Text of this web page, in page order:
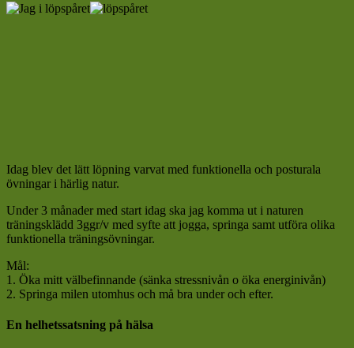
Idag blev det lätt löpning varvat med funktionella och posturala
övningar i härlig natur.
Under 3 månader med start idag ska jag komma ut i naturen
träningsklädd 3ggr/v med syfte att jogga, springa samt utföra olika
funktionella träningsövningar.
Mål:
1. Öka mitt välbefinnande (sänka stressnivån o öka energinivån)
2. Springa milen utomhus och må bra under och efter.
En helhetssatsning på hälsa